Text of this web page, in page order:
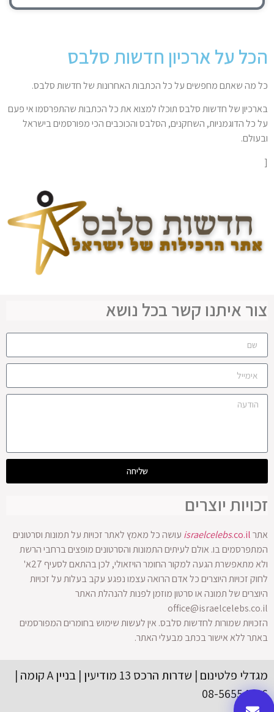
הכל על ארכיון חדשות סלבס
כל מה שאתם מחפשים על כל הכתבות האחרונות של חדשות סלבס.
בארכיון של חדשות סלבס תוכלו למצוא את כל הכתבות שהתפרסמו אי פעם
על כל הדוגמניות, השחקנים, הסלבס והכוכבים הכי מפורסמים בישראל
ובעולם.
[
צור איתנו קשר בכל נושא
שליחה
זכויות יוצרים
אתר israelcelebs.co.il
עושה כל מאמץ לאתר זכויות על תמונות וסרטונים
המתפרסמים בו. אולם לעיתים התמונות והסרטונים מופצים ברחבי הרשת
ולא מתאפשרת הגעה למקור החומר הויזאולי, לכן בהתאם לסעיף 27א'
לחוק זכויות היוצרים כל אדם הרואה עצמו נפגע עקב בעלות על זכויות
היוצרים של תמונה או סרטון מוזמן לפנות להנהלת האתר
office@israelcelebs.co.il
הזכויות שמורות לחדשות סלבס. אין לעשות שימוש בחומרים המפורסמים
באתר ללא אישור בכתב מבעלי האתר.
מגדלי פלטינום | שדרות הרכס 13 מודיעין | בניין A קומה |
08-56554416